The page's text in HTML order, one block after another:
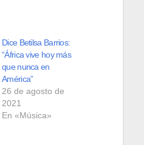
Dice Betilsa Barrios:
“África vive hoy más
que nunca en
América”
26 de agosto de
2021
En «Música»